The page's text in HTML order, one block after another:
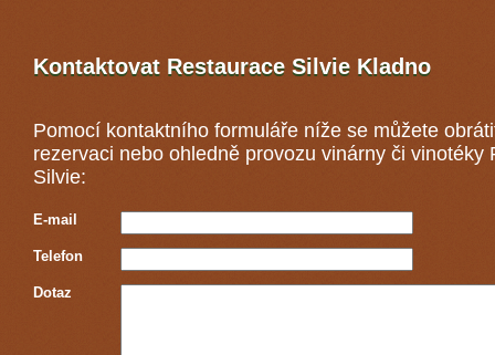
Kontaktovat Restaurace Silvie Kladno
Pomocí kontaktního formuláře níže se můžete
rezervaci nebo ohledně provozu vinárny či vinotéky
Silvie:
E-mail
Telefon
Dotaz